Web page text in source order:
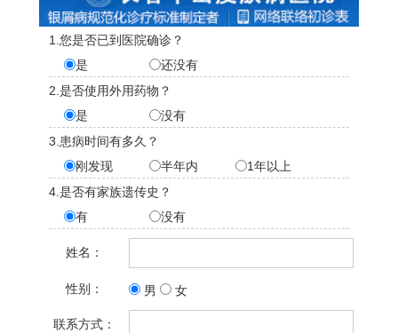
1.您是否已到医院确诊？
是
还没有
2.是否使用外用药物？
是
没有
3.患病时间有多久？
刚发现
半年内
1年以上
4.是否有家族遗传史？
有
没有
姓名：
性别： 男 女
联系方式：